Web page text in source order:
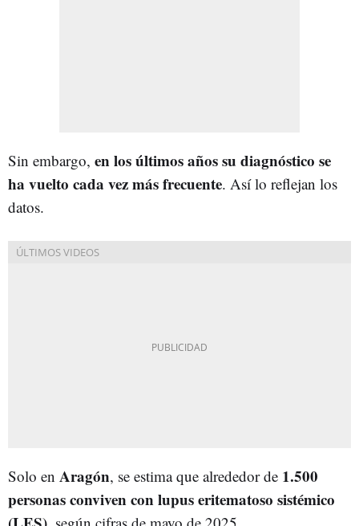
Sin embargo, en los últimos años su diagnóstico se
ha vuelto cada vez más frecuente. Así lo reflejan los
datos.
Solo en Aragón, se estima que alrededor de 1.500
personas conviven con lupus eritematoso sistémico